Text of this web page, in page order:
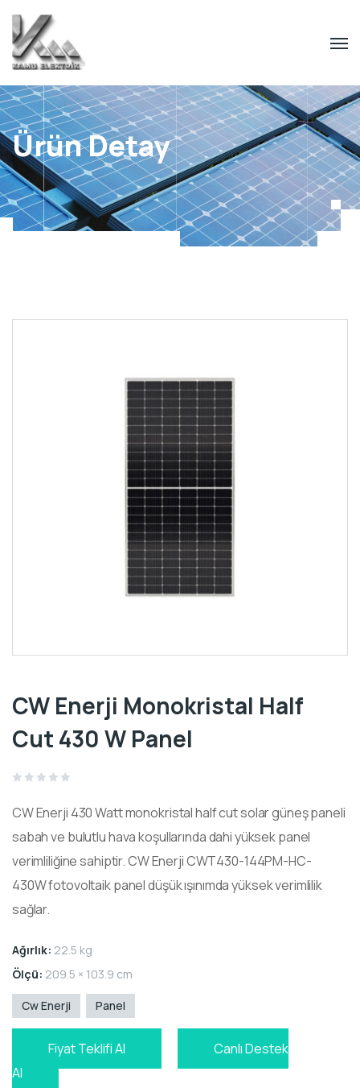
Ürün Detay
CW Enerji Monokristal Half
Cut 430 W Panel
out
CW Enerji 430 Wattmonokristal half cutsolar güneş paneli
sabah ve bulutlu hava koşullarında dahi yüksek panel
verimliliğine sahiptir.CW Enerji CWT430-144PM-HC-
430Wfotovoltaikpanel düşük ışınımda yüksek verimlilik
sağlar.
Ağırlık: 22.5 kg
Ölçü: 209.5 × 103.9 cm
Cw Enerji Panel
Fiyat Teklifi Al
Canlı Destek
Al